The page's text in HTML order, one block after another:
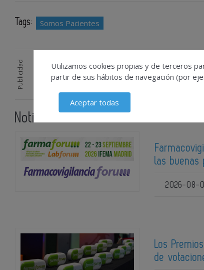
Tags: Somos Pacientes
Publicidad
Noticias relacionadas
las buenas
2026-08-
Los
de
Utilizamos cookies propias y de terceros
partir de sus hábitos de navegación (por
Aceptar todas